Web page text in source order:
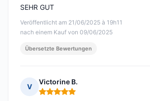
Veröffentlicht am 21/06/2025 à 19h11
nach einem Kauf von 09/06/2025
SEHR GUT
Übersetzte Bewertungen
V
Victorine B.
Hinweis: 5 von 5